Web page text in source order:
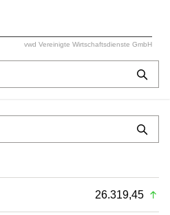
vwd Vereinigte Wirtschaftsdienste GmbH
26.319,45